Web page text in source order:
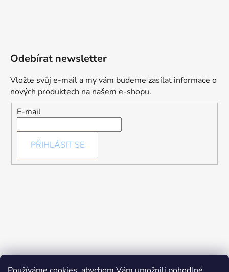
Odebírat newsletter
Vložte svůj e-mail a my vám budeme zasílat informace o
nových produktech na našem e-shopu.
E-mail
PŘIHLÁSIT SE